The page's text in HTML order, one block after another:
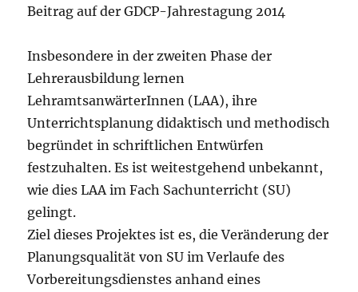
Beitrag auf der GDCP-Jahrestagung 2014
Insbesondere in der zweiten Phase der
Lehrerausbildung lernen
LehramtsanwärterInnen (LAA), ihre
Unterrichtsplanung didaktisch und methodisch
begründet in schriftlichen Entwürfen
festzuhalten. Es ist weitestgehend unbekannt,
wie dies LAA im Fach Sachunterricht (SU)
gelingt.
Ziel dieses Projektes ist es, die Veränderung der
Planungsqualität von SU im Verlaufe des
Vorbereitungsdienstes anhand eines